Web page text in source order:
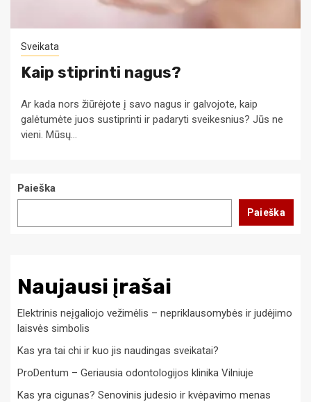
Sveikata
Kaip stiprinti nagus?
Ar kada nors žiūrėjote į savo nagus ir galvojote, kaip
galėtumėte juos sustiprinti ir padaryti sveikesnius? Jūs ne
vieni. Mūsų...
Paieška
Paieška
Naujausi įrašai
Elektrinis neįgaliojo vežimėlis – nepriklausomybės ir judėjimo
laisvės simbolis
Kas yra tai chi ir kuo jis naudingas sveikatai?
ProDentum – Geriausia odontologijos klinika Vilniuje
Kas yra cigunas? Senovinis judesio ir kvėpavimo menas